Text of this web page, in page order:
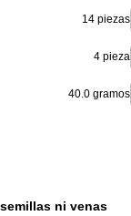
14 piezas
4 pieza
40.0 gramos
ni venas